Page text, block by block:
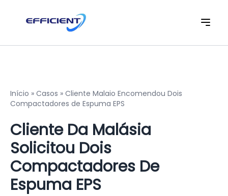
Início » Casos » Cliente Malaio Encomendou Dois
Compactadores de Espuma EPS
Cliente Da Malásia
Solicitou Dois
Compactadores De
Espuma EPS